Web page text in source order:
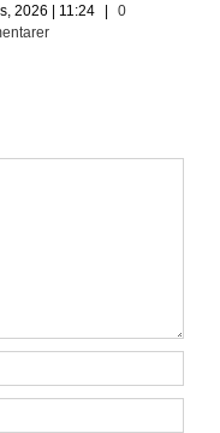
2026 | 11:24 |
0